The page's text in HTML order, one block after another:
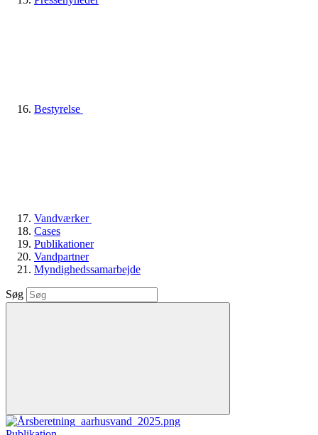
Bestyrelse
Vandværker
Cases
Publikationer
Vandpartner
Myndighedssamarbejde
Søg